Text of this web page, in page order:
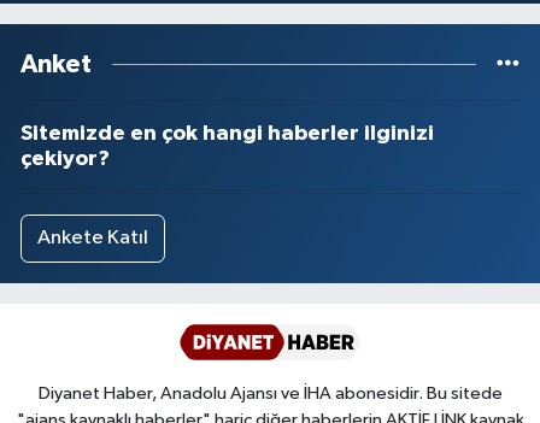
Anket
Sitemizde en çok hangi haberler ilginizi
çekiyor?
Ankete Katıl
Diyanet Haber, Anadolu Ajansı ve İHA abonesidir. Bu sitede